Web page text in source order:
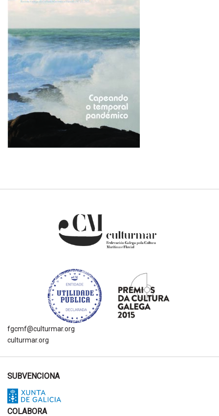
fgcmf@culturmar.org
culturmar.org
SUBVENCIONA
COLABORA